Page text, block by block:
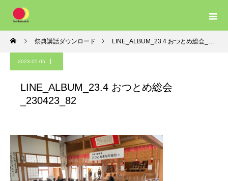
祭典講話ダウンロード LINE_ALBUM_23.4 おつとめ総会_230423_82
2023.05.05
LINE_ALBUM_23.4 おつとめ総会
_230423_82